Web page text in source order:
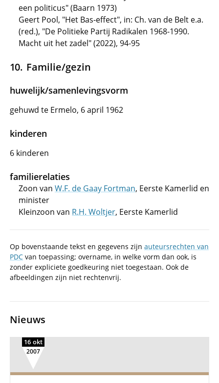
een politicus" (Baarn 1973)
Geert Pool, "Het Bas-effect", in: Ch. van de Belt e.a.
(red.), "De Politieke Partij Radikalen 1968-1990.
Macht uit het zadel" (2022), 94-95
Familie/gezin
huwelijk/samenlevingsvorm
gehuwd te Ermelo, 6 april 1962
kinderen
6 kinderen
familierelaties
Zoon van W.F. de Gaay Fortman, Eerste Kamerlid en
minister
Kleinzoon van R.H. Woltjer, Eerste Kamerlid
Op bovenstaande tekst en gegevens zijn auteursrechten van
PDC van toepassing; overname, in welke vorm dan ook, is
zonder expliciete goedkeuring niet toegestaan. Ook de
afbeeldingen zijn niet rechtenvrij.
Nieuws
16 okt
2007